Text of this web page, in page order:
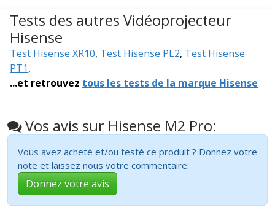
Tests des autres Vidéoprojecteur
Hisense
Test Hisense XR10, Test Hisense PL2, Test Hisense
PT1,
...et retrouvez tous les tests de la marque Hisense
Vos avis sur Hisense M2 Pro:
Vous avez acheté et/ou testé ce produit ? Donnez votre
note et laissez nous votre commentaire:
Donnez votre avis